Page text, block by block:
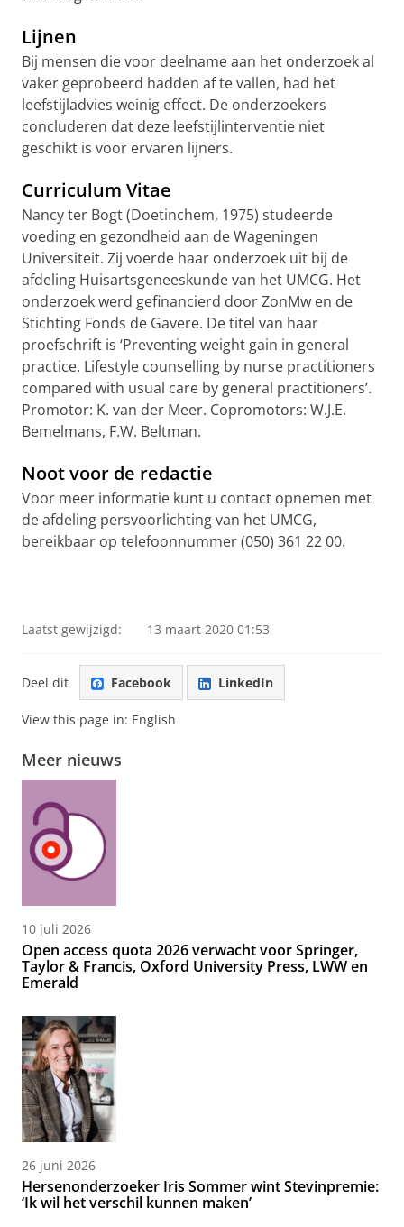
Lijnen
Bij mensen die voor deelname aan het onderzoek al
vaker geprobeerd hadden af te vallen, had het
leefstijladvies weinig effect. De onderzoekers
concluderen dat deze leefstijlinterventie niet
geschikt is voor ervaren lijners.
Curriculum Vitae
Nancy ter Bogt (Doetinchem, 1975) studeerde
voeding en gezondheid aan de Wageningen
Universiteit. Zij voerde haar onderzoek uit bij de
afdeling Huisartsgeneeskunde van het UMCG. Het
onderzoek werd gefinancierd door ZonMw en de
Stichting Fonds de Gavere. De titel van haar
proefschrift is ‘Preventing weight gain in general
practice. Lifestyle counselling by nurse practitioners
compared with usual care by general practitioners’.
Promotor: K. van der Meer. Copromotors: W.J.E.
Bemelmans, F.W. Beltman.
Noot voor de redactie
Voor meer informatie kunt u contact opnemen met
de afdeling persvoorlichting van het UMCG,
bereikbaar op telefoonnummer (050) 361 22 00.
Laatst gewijzigd: 13 maart 2020 01:53
Deel dit Facebook LinkedIn
View this page in: English
Meer nieuws
10 juli 2026
Open access quota 2026 verwacht voor Springer,
Taylor & Francis, Oxford University Press, LWW en
Emerald
26 juni 2026
Hersenonderzoeker Iris Sommer wint Stevinpremie:
‘Ik wil het verschil kunnen maken’